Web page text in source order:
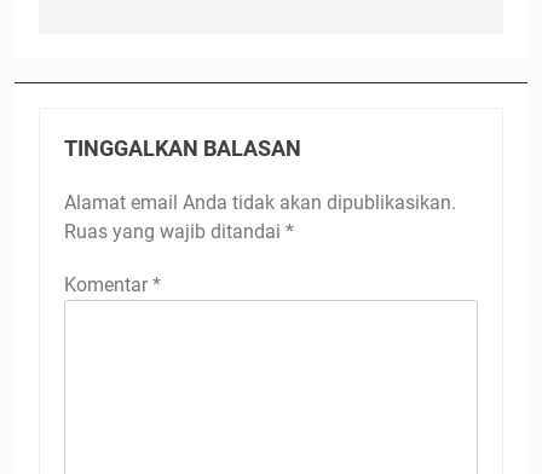
TINGGALKAN BALASAN
Alamat email Anda tidak akan dipublikasikan.
Ruas yang wajib ditandai *
Komentar *